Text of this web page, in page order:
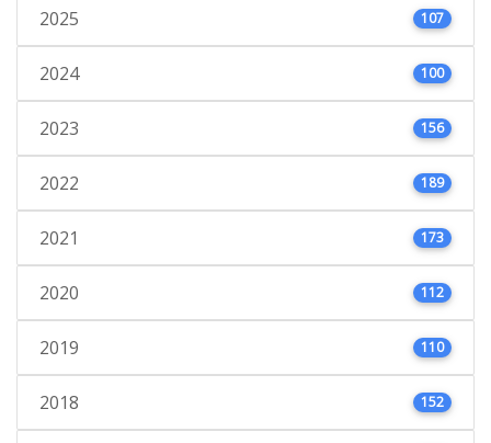
2025 107
2024 100
2023 156
2022 189
2021 173
2020 112
2019 110
2018 152